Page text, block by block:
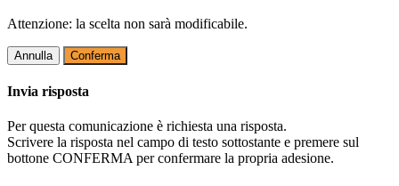
Attenzione: la scelta non sarà modificabile.
Annulla Conferma
Invia risposta
Per questa comunicazione è richiesta una risposta.
Scrivere la risposta nel campo di testo sottostante e premere sul
bottone CONFERMA per confermare la propria adesione.